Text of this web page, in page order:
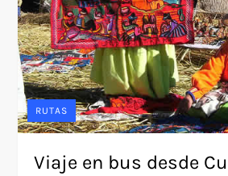
RUTAS
Viaje en bus desde